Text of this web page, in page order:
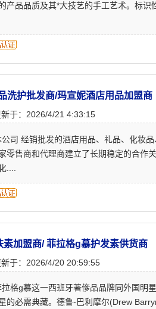
产品品质及其*大技艺的手工艺术。标
洗护批发商/玛宣妮酒店用品加盟商
于：2026/4/21 4:33:15
司 经销批发的酒店用品、礼品、化妆品
零售商和代理商建立了长期稳定的合作
....
素加盟商/ 菲拉格g慕护发素供货商
于：2026/4/20 20:59:55
格g慕这一西班牙著偧品品牌同外国明
的必需典藏。德鲁-巴利摩尔(Drew